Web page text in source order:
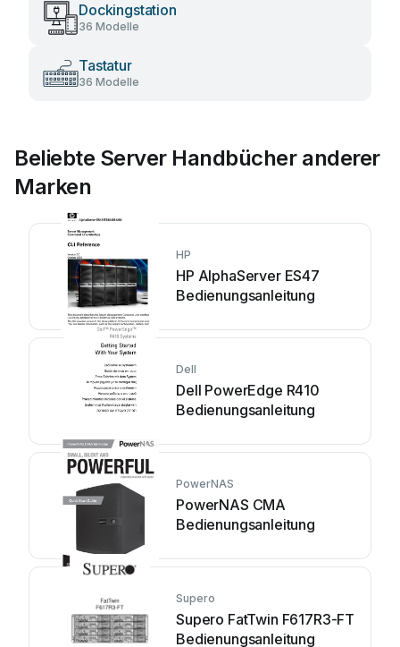
Dockingstation
36 Modelle
Tastatur
36 Modelle
Beliebte Server Handbücher anderer
Marken
HP
HP AlphaServer ES47
Bedienungsanleitung
Dell
Dell PowerEdge R410
Bedienungsanleitung
PowerNAS
PowerNAS CMA
Bedienungsanleitung
Supero
Supero FatTwin F617R3-FT
Bedienungsanleitung